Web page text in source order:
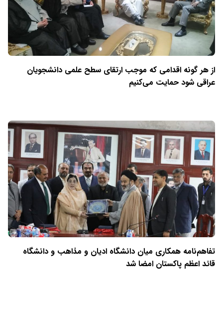
از هر گونه اقدامی که موجب ارتقای سطح علمی دانشجویان
عراقی شود حمایت می‌کنیم
تفاهم‌نامه همکاری میان دانشگاه ادیان و مذاهب و دانشگاه
قائد اعظم پاکستان امضا شد